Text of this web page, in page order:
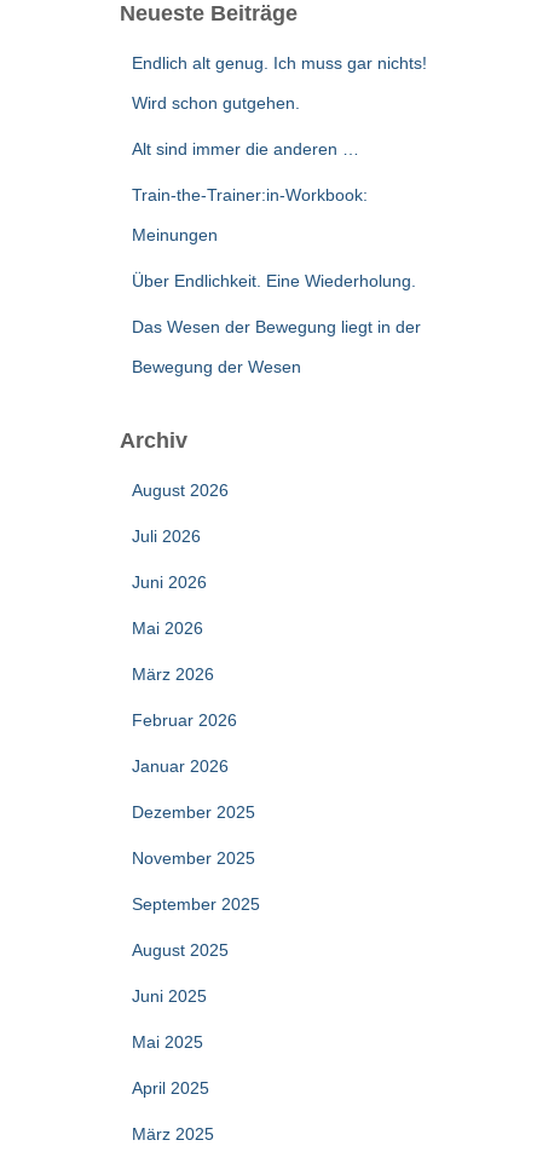
Neueste Beiträge
Endlich alt genug. Ich muss gar nichts!
Wird schon gutgehen.
Alt sind immer die anderen …
Train-the-Trainer:in-Workbook:
Meinungen
Über Endlichkeit. Eine Wiederholung.
Das Wesen der Bewegung liegt in der
Bewegung der Wesen
Archiv
August 2026
Juli 2026
Juni 2026
Mai 2026
März 2026
Februar 2026
Januar 2026
Dezember 2025
November 2025
September 2025
August 2025
Juni 2025
Mai 2025
April 2025
März 2025